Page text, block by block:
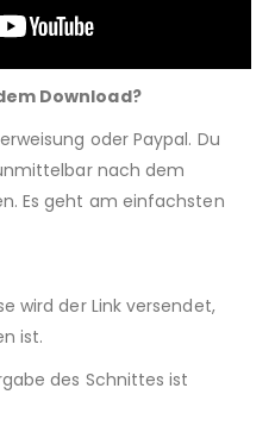
Download?
oder Paypal. Du
nach dem
Es geht am einfachsten
wird der Link versendet,
ist.
des Schnittes ist